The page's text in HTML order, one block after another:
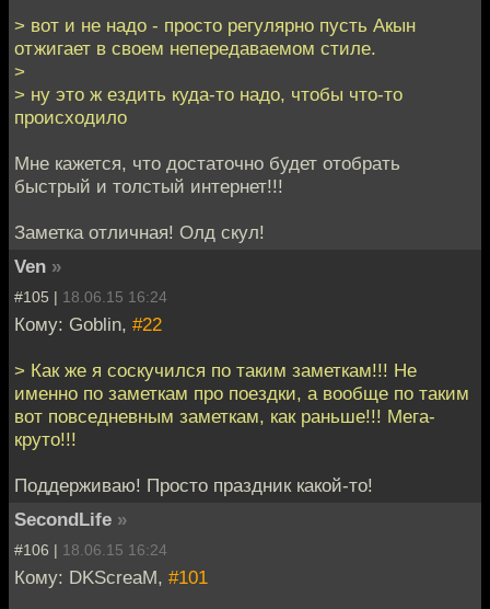
> вот и не надо - просто регулярно пусть Акын
отжигает в своем непередаваемом стиле.
>
> ну это ж ездить куда-то надо, чтобы что-то
происходило
Мне кажется, что достаточно будет отобрать
быстрый и толстый интернет!!!
Заметка отличная! Олд скул!
Ven »
#105 | 18.06.15 16:24
Кому: Goblin, #22
> Как же я соскучился по таким заметкам!!! Не
именно по заметкам про поездки, а вообще по таким
вот повседневным заметкам, как раньше!!! Мега-
круто!!!
Поддерживаю! Просто праздник какой-то!
SecondLife »
#106 | 18.06.15 16:24
Кому: DKScreaM, #101